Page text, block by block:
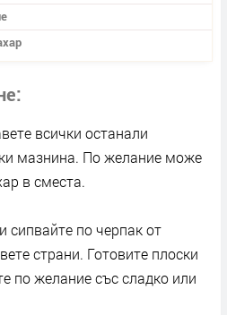
всички останали
мазнина. По желание може
в сместа.
сипвайте по черпак от
страни. Готовите плоски
по желание със сладко или